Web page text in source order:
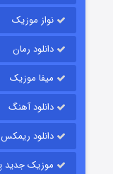
نواز موزیک
دانلود رمان
میفا موزیک
دانلود آهنگ
دانلود ریمکس
موزیک جدید